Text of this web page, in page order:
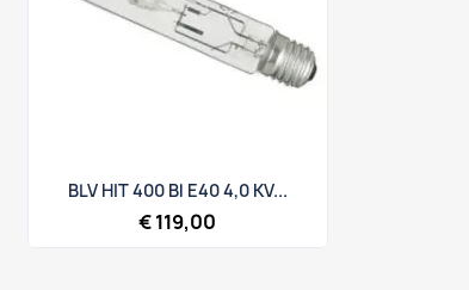
Snel bekijken
BLV HIT 400 Bl E40 4,0 KV...
€ 119,00